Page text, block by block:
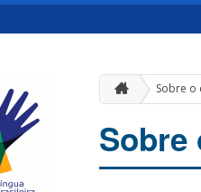
Sobre o
Sobre